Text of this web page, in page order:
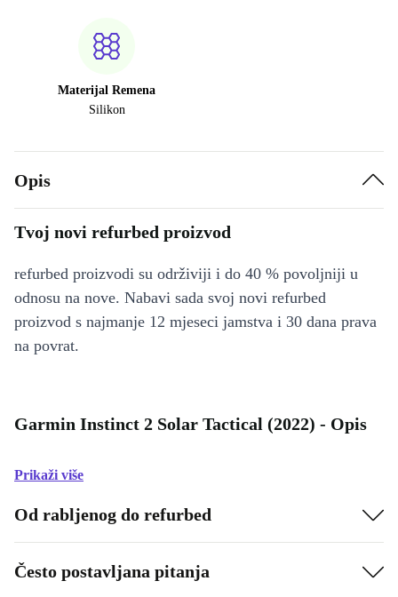
Materijal Remena
Silikon
Opis
Tvoj novi refurbed proizvod
refurbed proizvodi su održiviji i do 40 % povoljniji u
odnosu na nove. Nabavi sada svoj novi refurbed
proizvod s najmanje 12 mjeseci jamstva i 30 dana prava
na povrat.
Garmin Instinct 2 Solar Tactical (2022) - Opis
Prikaži više
Od rabljenog do refurbed
Često postavljana pitanja